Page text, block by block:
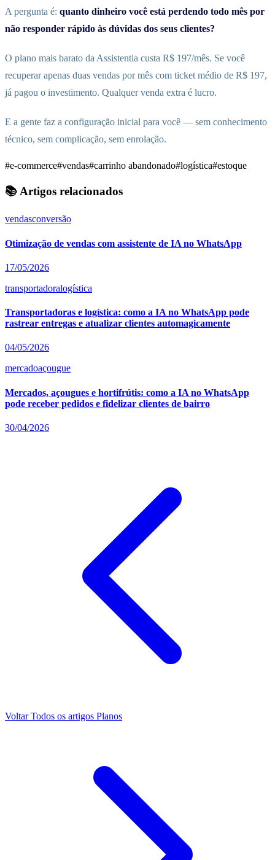
A pergunta é: quanto dinheiro você está perdendo todo mês por
não responder rápido às dúvidas dos seus clientes?
O plano mais barato da Assistentia custa R$ 197/mês. Se você
recuperar apenas duas vendas por mês com ticket médio de R$ 197,
já pagou o investimento. Qualquer venda extra é lucro.
E a gente faz a configuração inicial para você — sem conhecimento
técnico, sem complicação, sem enrolação.
#e-commerce#vendas#carrinho abandonado#logística#estoque
📚 Artigos relacionados
vendasconversão
Otimização de vendas com assistente de IA no WhatsApp
17/05/2026
transportadoralogística
Transportadoras e logística: como a IA no WhatsApp pode
rastrear entregas e atualizar clientes automagicamente
04/05/2026
mercadoaçougue
Mercados, açougues e hortifrútis: como a IA no WhatsApp
pode receber pedidos e fidelizar clientes de bairro
30/04/2026
VoltarTodos os artigos Planos